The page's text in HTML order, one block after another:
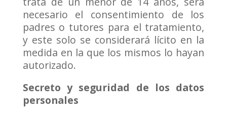
necesario el consentimiento de los
padres o tutores para el tratamiento,
y este solo se considerará lícito en la
medida en la que los mismos lo hayan
autorizado.
Secreto y seguridad de los datos
personales